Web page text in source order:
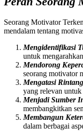
Seorang Motivator
mendalam tentang
Mengidentifikasi
untuk
Mendorong
seorang motivator
Mengatasi
yang relevan untuk
Menjadi Sumber
membangkitkan
Membangun
dalam berbagai